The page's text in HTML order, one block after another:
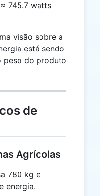
745.7 watts
visão sobre a
está sendo
peso do produto
de
Agrícolas
780 kg e
energia.